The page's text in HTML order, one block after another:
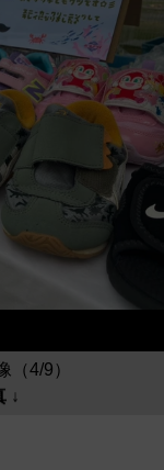
（4/9）
↓